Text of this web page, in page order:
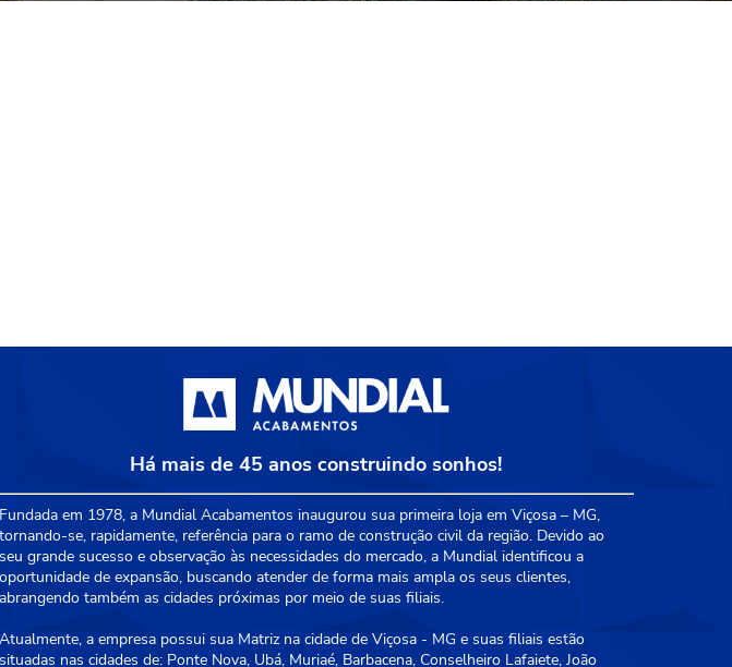
Há mais de 45 anos construindo sonhos!
Fundada em 1978, a Mundial Acabamentos inaugurou sua primeira loja em Viçosa – MG,
tornando-se, rapidamente, referência para o ramo de construção civil da região. Devido ao
seu grande sucesso e observação às necessidades do mercado, a Mundial identificou a
oportunidade de expansão, buscando atender de forma mais ampla os seus clientes,
abrangendo também as cidades próximas por meio de suas filiais.
Atualmente, a empresa possui sua Matriz na cidade de Viçosa - MG e suas filiais estão
situadas nas cidades de: Ponte Nova, Ubá, Muriaé, Barbacena, Conselheiro Lafaiete, João